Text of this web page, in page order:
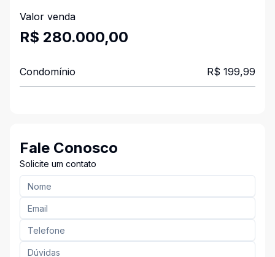
Valor venda
R$ 280.000,00
Condomínio R$ 199,99
Fale Conosco
Solicite um contato